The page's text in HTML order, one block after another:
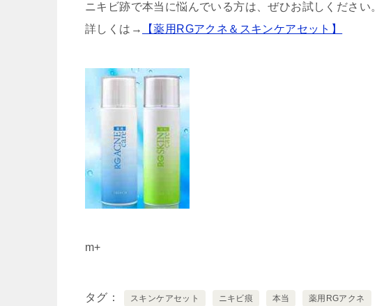
ニキビ跡で本当に悩んでいる方は、ぜひお試しください。
詳しくは→
【薬用RGアクネ＆スキンケアセット】
m+
タグ スキンケアセット ニキビ痕 本当 薬用RGアクネ